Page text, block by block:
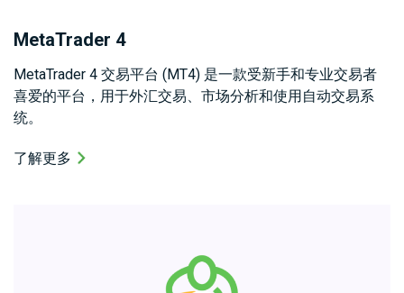
MetaTrader 4
MetaTrader 4 交易平台 (MT4) 是一款受新手和专业交易者
喜爱的平台，用于外汇交易、市场分析和使用自动交易系
统。
了解更多